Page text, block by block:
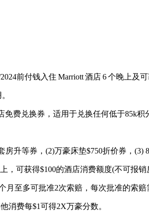
前付钱入住 Marriott 酒店 6 个晚上及
费兑换券，适用于兑换任何低于85k积
升等券，(2)万豪床垫$750折价券，(3)
，可获得$100的酒店消费额度(不可报销
至多可批准2次索赔，每次批准的索赔
消费每$1可得2X万豪分数。